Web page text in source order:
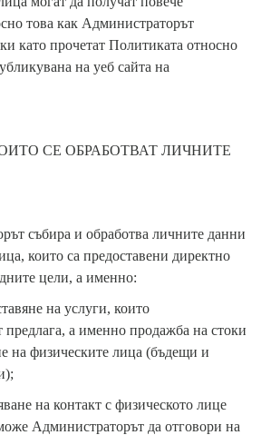
това как Администраторът
като прочетат Политиката относно
на уеб сайта на
СЕ ОБРАБОТВАТ ЛИЧНИТЕ
събира и обработва личните данни
които са предоставени директно
цели, а именно:
на услуги, които
а именно продажба на стоки
на физическите лица (бъдещи и
на контакт с физическото лице
Администраторът да отговори на